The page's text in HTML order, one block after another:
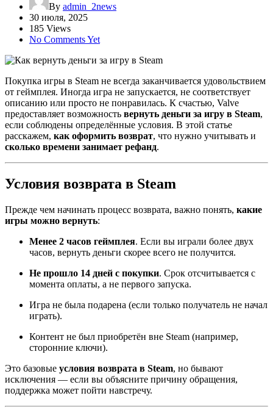
By admin_2news
30 июля, 2025
185 Views
No Comments Yet
Покупка игры в Steam не всегда заканчивается удовольствием
от геймплея. Иногда игра не запускается, не соответствует
описанию или просто не понравилась. К счастью, Valve
предоставляет возможность вернуть деньги за игру в Steam,
если соблюдены определённые условия. В этой статье
расскажем, как оформить возврат, что нужно учитывать и
сколько времени занимает рефанд.
Условия возврата в Steam
Прежде чем начинать процесс возврата, важно понять, какие
игры можно вернуть:
Менее 2 часов геймплея. Если вы играли более двух
часов, вернуть деньги скорее всего не получится.
Не прошло 14 дней с покупки. Срок отсчитывается с
момента оплаты, а не первого запуска.
Игра не была подарена (если только получатель не начал
играть).
Контент не был приобретён вне Steam (например,
сторонние ключи).
Это базовые условия возврата в Steam, но бывают
исключения — если вы объясните причину обращения,
поддержка может пойти навстречу.